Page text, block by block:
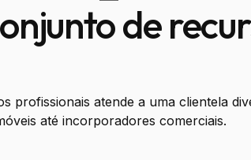
de
profissionais atende a uma clientela
até incorporadores comerciais.